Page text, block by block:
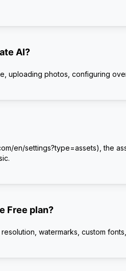
AI?
uploading photos, configuring
en/settings?type=assets), the
Free plan?
watermarks, custom